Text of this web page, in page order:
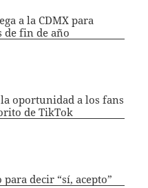
a la CDMX para
de fin de año
oportunidad a los fans
de TikTok
decir “sí, acepto”